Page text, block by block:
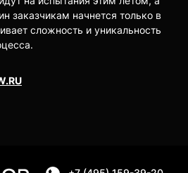
заказчикам начнется только в
сложность и уникальность